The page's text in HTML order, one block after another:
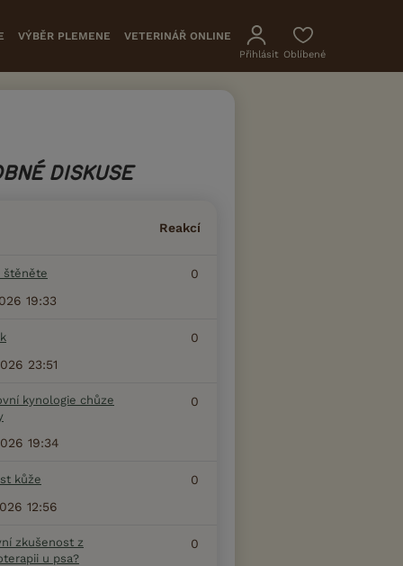
VÝBĚR PLEMENE VETERINÁŘ ONLINE
Přihlásit Oblíbené
DISKUSE
Reakcí
štěněte
0
19:33
0
23:51
kynologie chůze
0
19:34
kůže
0
12:56
zkušenost z
u psa?
0